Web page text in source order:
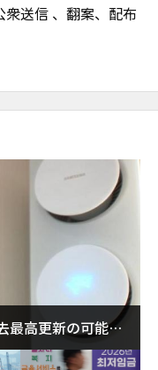
送信 、翻案、配布
最高更新の可能性